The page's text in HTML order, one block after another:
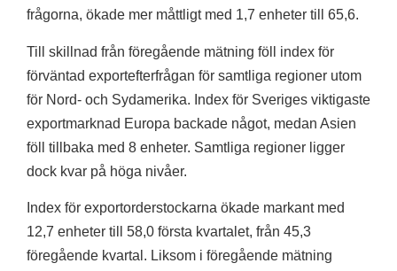
frågorna, ökade mer måttligt med 1,7 enheter till 65,6.
Till skillnad från föregående mätning föll index för
förväntad exportefterfrågan för samtliga regioner utom
för Nord- och Sydamerika. Index för Sveriges viktigaste
exportmarknad Europa backade något, medan Asien
föll tillbaka med 8 enheter. Samtliga regioner ligger
dock kvar på höga nivåer.
Index för exportorderstockarna ökade markant med
12,7 enheter till 58,0 första kvartalet, från 45,3
föregående kvartal. Liksom i föregående mätning